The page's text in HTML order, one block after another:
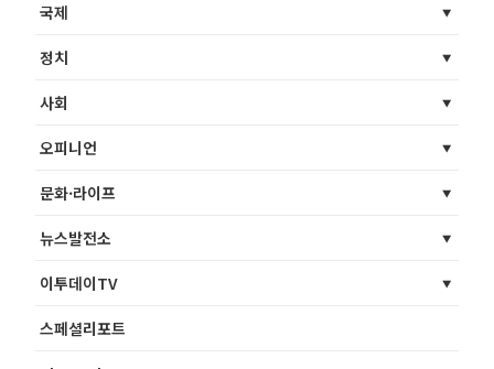
국제
정치
사회
오피니언
문화·라이프
뉴스발전소
이투데이TV
스페셜리포트